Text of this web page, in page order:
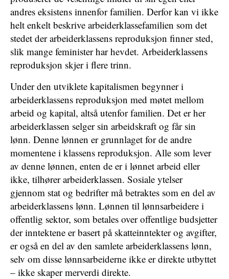
andres eksistens innenfor familien. Derfor kan vi ikke
helt enkelt beskrive arbeiderklassefamilien som det
stedet der arbeiderklassens reproduksjon finner sted,
slik mange feminister har hevdet. Arbeiderklassens
reproduksjon skjer i flere trinn.
Under den utviklete kapitalismen begynner i
arbeiderklassens reproduksjon med møtet mellom
arbeid og kapital, altså utenfor familien. Det er her
arbeiderklassen selger sin arbeidskraft og får sin
lønn. Denne lønnen er grunnlaget for de andre
momentene i klassens reproduksjon. Alle som lever
av denne lønnen, enten de er i lønnet arbeid eller
ikke, tilhører arbeiderklassen. Sosiale ytelser
gjennom stat og bedrifter må betraktes som en del av
arbeiderklassens lønn. Lønnen til lønnsarbeidere i
offentlig sektor, som betales over offentlige budsjetter
der inntektene er basert på skatteinntekter og avgifter,
er også en del av den samlete arbeiderklassens lønn,
selv om disse lønnsarbeiderne ikke er direkte utbyttet
– ikke skaper merverdi direkte.